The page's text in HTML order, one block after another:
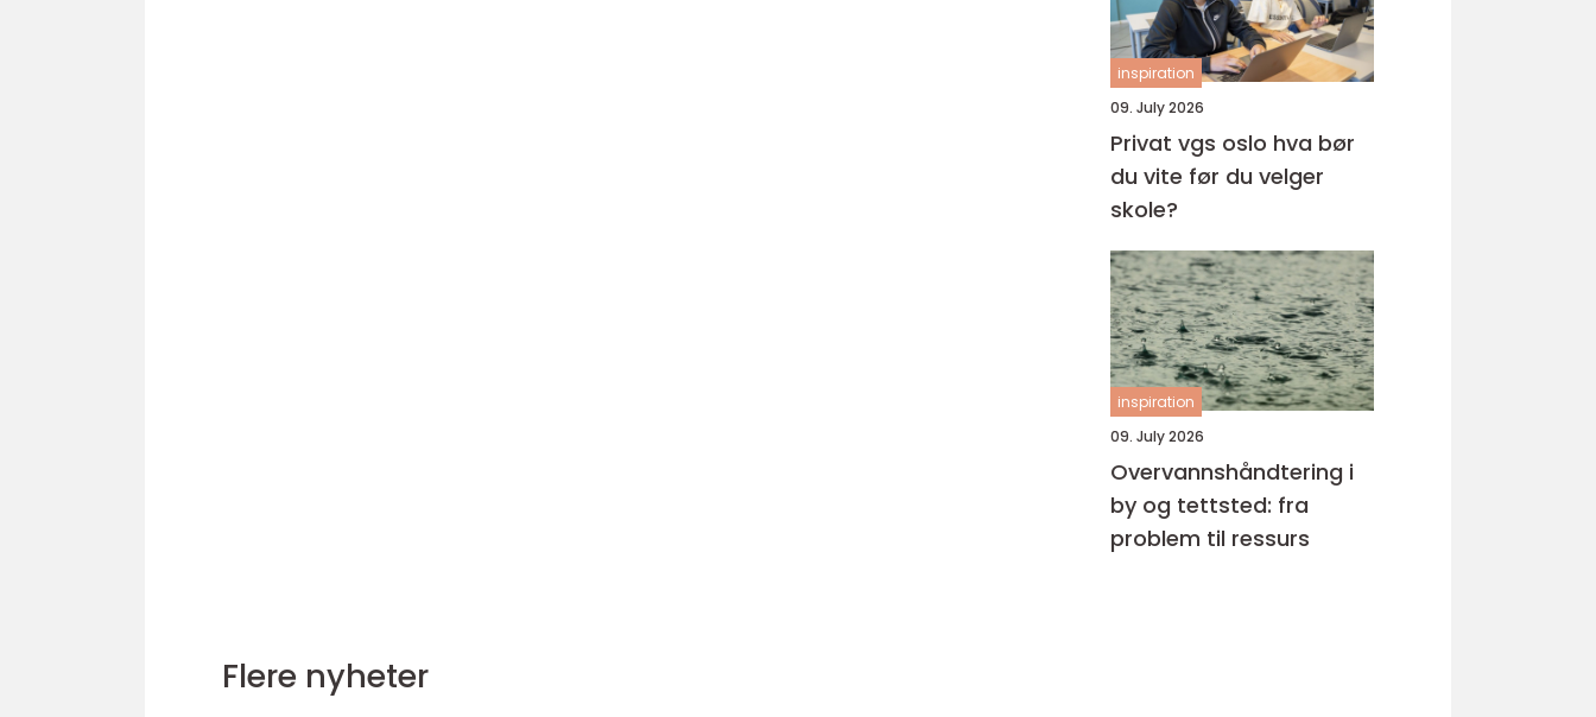
inspiration
09. July 2026
Privat vgs oslo hva bør
du vite før du velger
skole?
inspiration
09. July 2026
Overvannshåndtering i
by og tettsted: fra
problem til ressurs
Flere nyheter